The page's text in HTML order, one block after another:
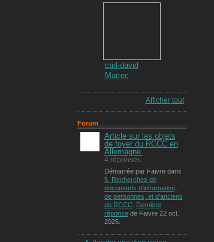
carl-david
Marrec
Afficher tout
Forum
Article sur les objets
de foyer du RCCC en
Allemagne.
4 réponses
Démarrée par Faivre dans
5. Recherches de
documents d'information,
de personnes, et d'anciens
du RCCC. Dernière
réponsede Faivre 22 oct.
2025.